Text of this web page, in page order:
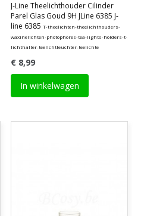
J-Line Theelichthouder Cilinder
Parel Glas Goud 9H JLine 6385 J-
line 6385 T-theelichten-theelichthouders-
waxinelichten-photophores-tea-lights-holders-t-
lichthalter-teelichtleuchter-teelichte
€ 8,99
In winkelwagen